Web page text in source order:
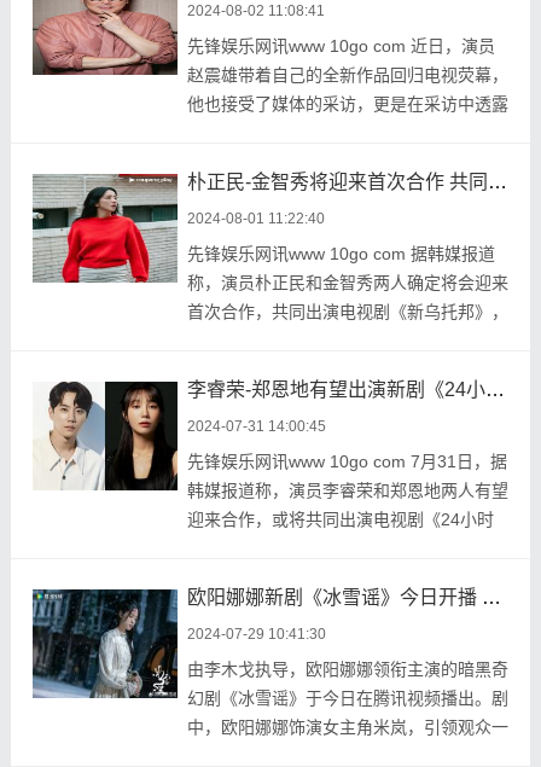
2024-08-02 11:08:41
先锋娱乐网讯www 10go com 近日，演员
赵震雄带着自己的全新作品回归电视荧幕，
他也接受了媒体的采访，更是在采访中透露
朴正民-金智秀将迎来首次合作 共同出演新剧《新乌托邦》
2024-08-01 11:22:40
先锋娱乐网讯www 10go com 据韩媒报道
称，演员朴正民和金智秀两人确定将会迎来
首次合作，共同出演电视剧《新乌托邦》，
李睿荣-郑恩地有望出演新剧《24小时健身房》男女主
2024-07-31 14:00:45
先锋娱乐网讯www 10go com 7月31日，据
韩媒报道称，演员李睿荣和郑恩地两人有望
迎来合作，或将共同出演电视剧《24小时
欧阳娜娜新剧《冰雪谣》今日开播 盲女千金演绎奇幻命运之旅
2024-07-29 10:41:30
由李木戈执导，欧阳娜娜领衔主演的暗黑奇
幻剧《冰雪谣》于今日在腾讯视频播出。剧
中，欧阳娜娜饰演女主角米岚，引领观众一